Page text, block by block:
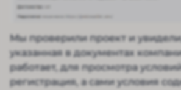
Мы проверили проект и
указанная в документах
работает, для просмотра
регистрация, а сами условия